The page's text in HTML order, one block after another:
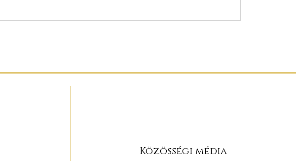
Közösségi média